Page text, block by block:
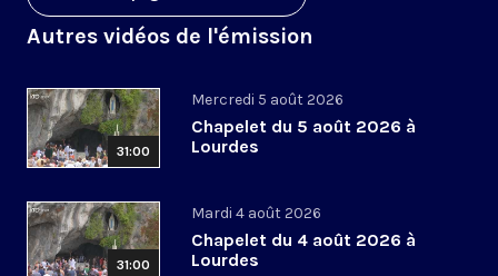
Autres vidéos de l'émission
31:00
Mercredi 5 août 2026
Chapelet du 5 août 2026 à
Lourdes
31:00
Mardi 4 août 2026
Chapelet du 4 août 2026 à
Lourdes